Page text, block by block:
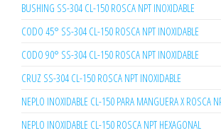
BUSHING SS-304 CL-150 ROSCA NPT INOXIDABLE
CODO 45° SS-304 CL-150 ROSCA NPT INOXIDABLE
CODO 90° SS-304 CL-150 ROSCA NPT INOXIDABLE
CRUZ SS-304 CL-150 ROSCA NPT INOXIDABLE
NEPLO INOXIDABLE CL-150 PARA MANGUERA X ROSCA
NEPLO INOXIDABLE CL-150 ROSCA NPT HEXAGONAL